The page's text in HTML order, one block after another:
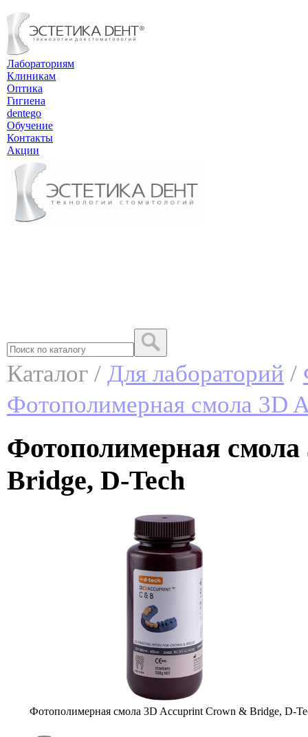
Лабораториям
Клиникам
Оптика
Гигиена
dentego
Обучение
Контакты
Акции
Каталог / Для лабораторий /
Фотополимерная смола 3D
Фотополимерная
Bridge, D-Tech
Фотополимерная смола 3D Accuprint Crown & Bridge, D-